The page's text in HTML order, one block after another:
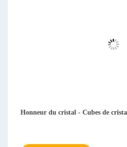
Honneur du cristal - Cubes de cristal